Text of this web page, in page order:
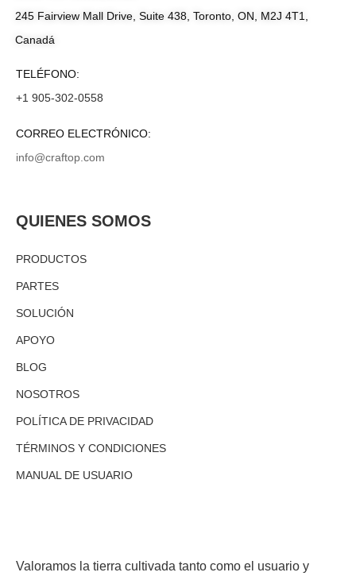
Valoramos la tierra cultivada tanto como el usuario y
QUIENES SOMOS
PRODUCTOS
PARTES
SOLUCIÓN
APOYO
BLOG
NOSOTROS
POLÍTICA DE PRIVACIDAD
TÉRMINOS Y CONDICIONES
MANUAL DE USUARIO
245 Fairview Mall Drive, Suite 438, Toronto, ON, M2J 4T1,
Canadá
TELÉFONO:
+1 905-302-0558
CORREO ELECTRÓNICO:
info@craftop.com